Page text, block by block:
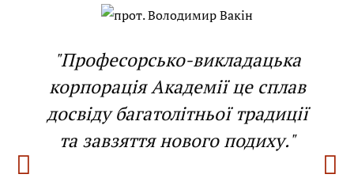
"Професорсько-викладацька
корпорація Академії це сплав
досвіду багатолітньої традиції
та завзяття нового подиху."